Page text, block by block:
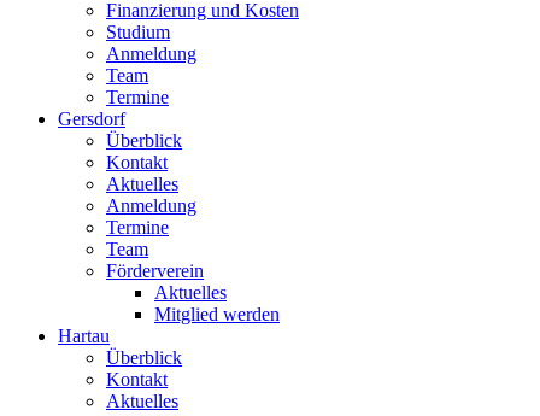
Finanzierung und Kosten
Studium
Anmeldung
Team
Termine
Gersdorf
Überblick
Kontakt
Aktuelles
Anmeldung
Termine
Team
Förderverein
Aktuelles
Mitglied werden
Hartau
Überblick
Kontakt
Aktuelles